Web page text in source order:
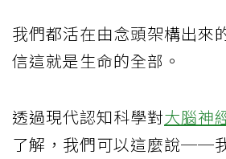
我們都活在由念頭架構出來
信這就是生命的全部。
透過現代認知科學對大腦神
了解，我們可以這麼說──